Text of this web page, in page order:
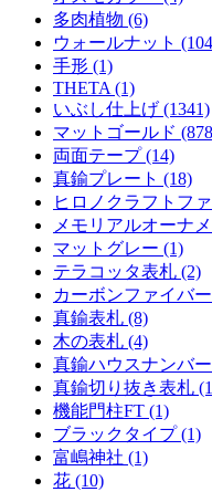
多肉植物 (6)
ウォールナット
手形 (1)
THETA (1)
いぶし仕上げ (1341)
マットゴールド
両面テープ (14)
真鍮プレート (18)
ヒロノクラフトフ
メモリアルオーナ
マットグレー (1)
テラコッタ表札 (2)
カーボンファイバ
真鍮表札 (8)
木の表札 (4)
真鍮ハウスナンバ
真鍮切り抜き表札
機能門柱FT (1)
ブラックタイプ (1)
富嶋神社 (1)
花 (10)